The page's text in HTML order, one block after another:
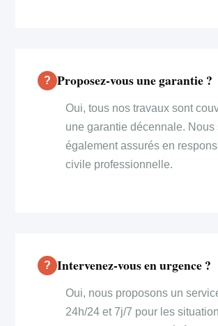
Proposez-vous une garantie ?
Oui, tous nos travaux sont
une garantie décennale. Nous
également assurés en
civile professionnelle.
Intervenez-vous en urgence ?
Oui, nous proposons un
24h/24 et 7j/7 pour les